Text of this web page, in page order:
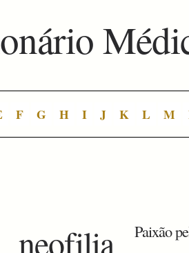
F G H I J K L M
neofilia Paixão